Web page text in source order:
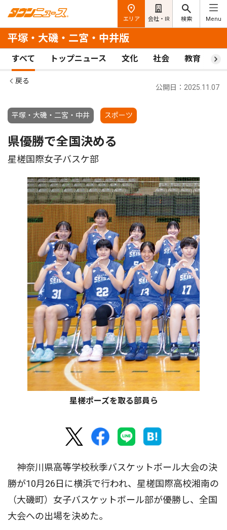
エリア 会社・IR 検索 Menu
平塚・大磯・二宮・中井版
すべて トップニュース 文化 社会 教育 ス
戻る
平塚・大磯・二宮・中井 スポーツ
公開日：2025.11.07
県優勝で全国決める
星槎国際女子バスケ部
星槎ポーズを取る部員ら
神奈川県高等学校秋季バスケットボール大会の決
勝が10月26日に横浜で行われ、星槎国際高校湘南の
（大磯町）女子バスケットボール部が優勝し、全国
大会への出場を決めた。